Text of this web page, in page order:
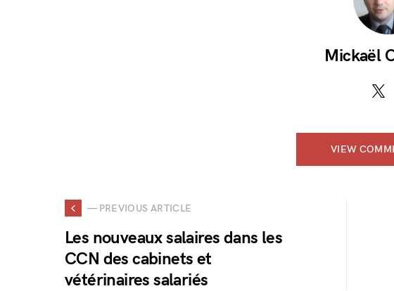
Mickaël
VIEW
— PREVIOUS ARTICLE
Les nouveaux salaires dans les
CCN des cabinets et
vétérinaires salariés